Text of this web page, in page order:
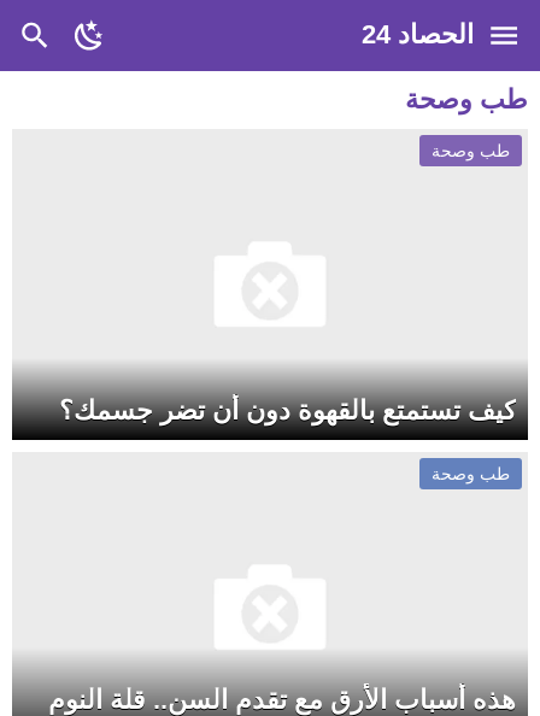
الحصاد 24
طب وصحة
طب وصحة
كيف تستمتع بالقهوة دون أن تضر جسمك؟
طب وصحة
هذه أسباب الأرق مع تقدم السن.. قلة النوم